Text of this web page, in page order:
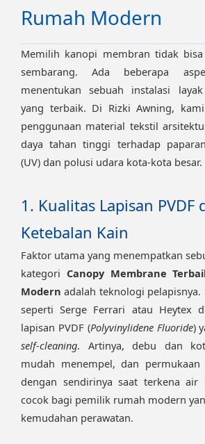
Rumah Modern
Memilih kanopi membran tidak
sembarang. Ada beberapa
menentukan sebuah instalasi
yang terbaik. Di Rizki Awning,
penggunaan material tekstil
daya tahan tinggi terhadap
(UV) dan polusi udara kota-kota besar.
1. Kualitas Lapisan PVDF
Ketebalan Kain
Faktor utama yang menempatkan
kategori Canopy Membrane
Modern adalah teknologi
seperti Serge Ferrari atau Heytex
lapisan PVDF (Polyvinylidene Fluoride)
self-cleaning. Artinya, debu dan
mudah menempel, dan
dengan sendirinya saat terkena
cocok bagi pemilik rumah modern
kemudahan perawatan.